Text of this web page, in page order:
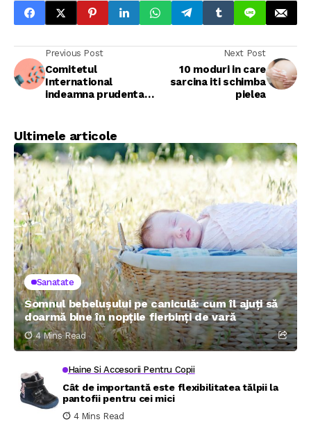
Previous Post
Comitetul
International
indeamna prudenta in
Next Post
10 moduri in care
sarcina iti schimba
pielea
Ultimele articole
Sanatate
Somnul bebelușului pe caniculă: cum îl ajuți să
doarmă bine în nopțile fierbinți de vară
4 Mins Read
Haine Si Accesorii Pentru Copii
Cât de importantă este flexibilitatea tălpii la
pantofii pentru cei mici
4 Mins Read